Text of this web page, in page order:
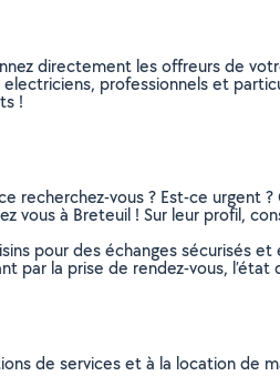
directement les offreurs de
professionnels et
!
recherchez-vous ? Est-ce urgent
vous à Breteuil ! Sur leur profil,
pour des échanges sécurisés et
par la prise de rendez-vous,
de services et à la location